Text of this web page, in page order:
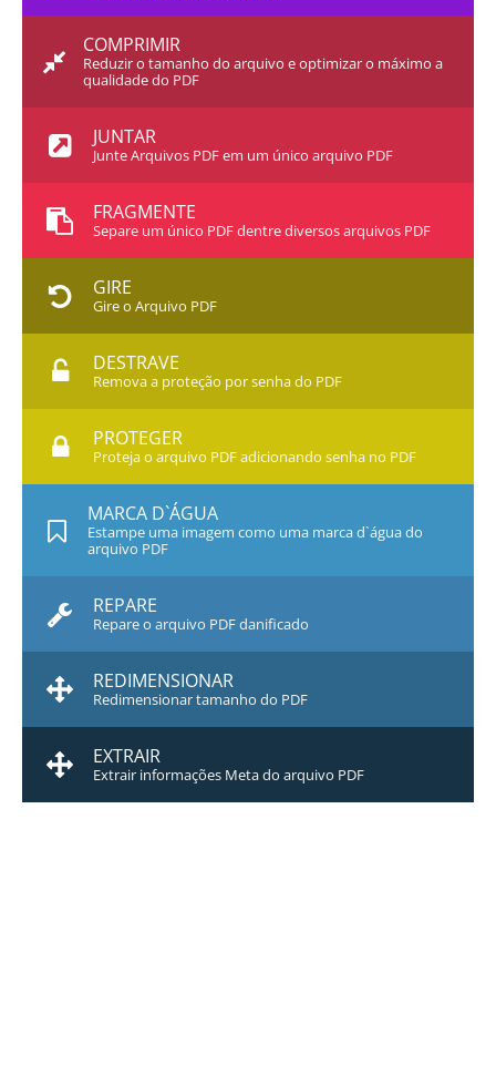
COMPRIMIR
Reduzir o tamanho do arquivo e optimizar o máximo a
qualidade do PDF
JUNTAR
Junte Arquivos PDF em um único arquivo PDF
FRAGMENTE
Separe um único PDF dentre diversos arquivos PDF
GIRE
Gire o Arquivo PDF
DESTRAVE
Remova a proteção por senha do PDF
PROTEGER
Proteja o arquivo PDF adicionando senha no PDF
MARCA D`ÁGUA
Estampe uma imagem como uma marca d`água do
arquivo PDF
REPARE
Repare o arquivo PDF danificado
REDIMENSIONAR
Redimensionar tamanho do PDF
EXTRAIR
Extrair informações Meta do arquivo PDF